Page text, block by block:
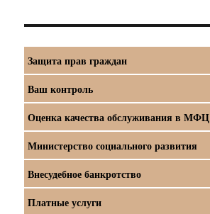
Защита прав граждан
Ваш контроль
Оценка качества обслуживания в МФЦ
Министерство социального развития
Внесудебное банкротство
Платные услуги